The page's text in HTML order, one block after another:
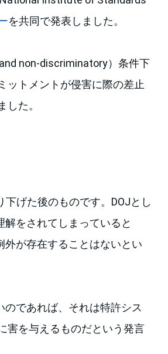
を共同で発表しました。
non-discriminatory）条件下
ットメントが侵害に際の差止
た。
げた後のものです。DOJとし
をされてしまっていると
外が存在することはないとい
のであれば、それは特許シス
害を与えるものだという発言